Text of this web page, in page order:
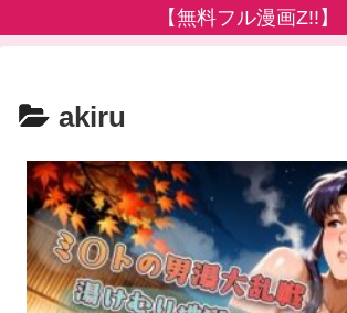
【無料フル漫画Z!!】
akiru